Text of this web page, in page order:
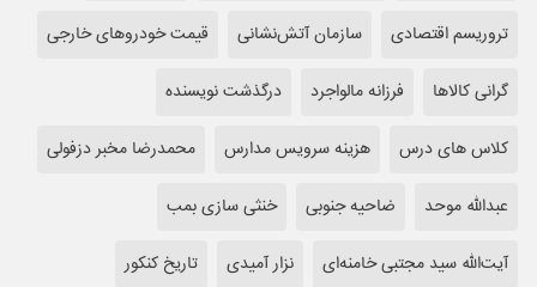
تروریسم اقتصادی
سازمان آتش‌نشانی
قیمت خودروهای خارجی
گرانی کالاها
فرزانه مالواجرد
درگذشت نویسنده
کلاس های درس
هزینه سرویس مدارس
محمدرضا مخبر دزفولی
عبدالله موحد
ضاحیه جنوبی
خنثی سازی بمب
آیت‌الله سید مجتبی خامنه‌ای
نزار آمیدی
تاریخ کنکور